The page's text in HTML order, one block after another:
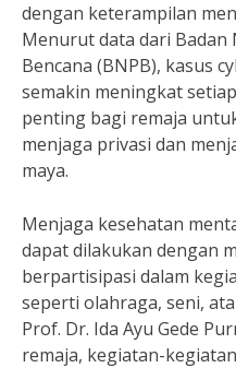
dengan keterampilan
Menurut data dari Badan
Bencana (BNPB), kasus
semakin meningkat
penting bagi remaja
menjaga privasi dan
maya.
Menjaga kesehatan
dapat dilakukan dengan
berpartisipasi dalam
seperti olahraga, seni,
Prof. Dr. Ida Ayu Gede
remaja, kegiatan-